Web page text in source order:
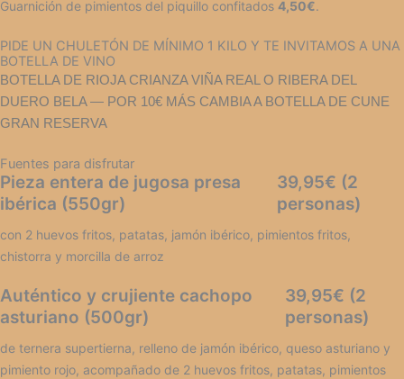
Guarnición de pimientos del piquillo confitados 4,50€.
PIDE UN CHULETÓN DE MÍNIMO 1 KILO Y TE INVITAMOS A UNA
BOTELLA DE VINO
BOTELLA DE RIOJA CRIANZA VIÑA REAL O RIBERA DEL
DUERO BELA — POR 10€ MÁS CAMBIA A BOTELLA DE CUNE
GRAN RESERVA
Fuentes para disfrutar
Pieza entera de jugosa presa
ibérica (550gr)
39,95€ (2
personas)
con 2 huevos fritos, patatas, jamón ibérico, pimientos fritos,
chistorra y morcilla de arroz
Auténtico y crujiente cachopo
asturiano (500gr)
39,95€ (2
personas)
de ternera supertierna, relleno de jamón ibérico, queso asturiano y
pimiento rojo, acompañado de 2 huevos fritos, patatas, pimientos